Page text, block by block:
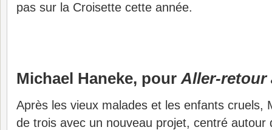
pas sur la Croisette cette année.
Michael Haneke, pourAller-retour
Après les vieux malades et les enfants cruels,
de trois avec un nouveau projet, centré autour